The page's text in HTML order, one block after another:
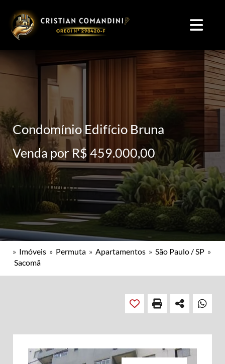
Condomínio Edifício Bruna
Venda por R$ 459.000,00
» Imóveis » Permuta » Apartamentos » São Paulo / SP »
Sacomã